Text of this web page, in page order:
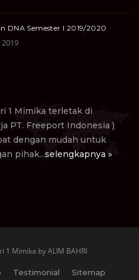
DNA Semester I 2019/2020
1 Mimika terletak di
PT. Freeport Indonesia )
dengan mudah untuk
pihak...selengkapnya »
1 Mimika by ALIM BAHRI
Testimonial Sitemap